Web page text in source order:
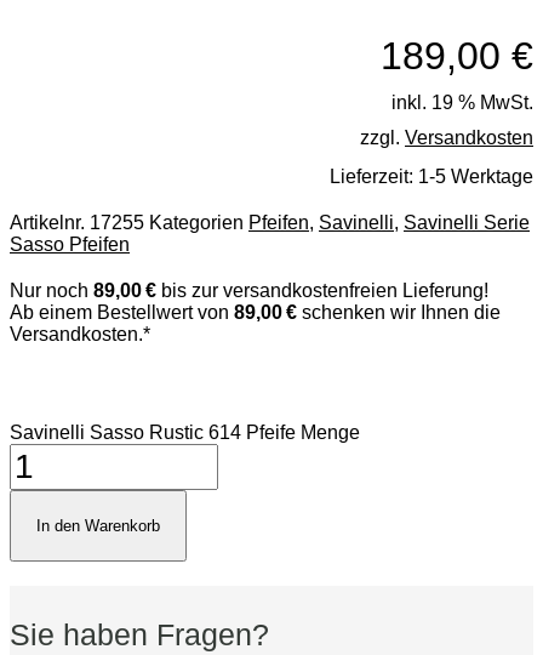
189,00 €
inkl. 19 % MwSt.
zzgl. Versandkosten
Lieferzeit: 1-5 Werktage
Artikelnr. 17255 Kategorien Pfeifen, Savinelli, Savinelli Serie
Sasso Pfeifen
Nur noch 89,00 € bis zur versandkostenfreien Lieferung!
Ab einem Bestellwert von 89,00 € schenken wir Ihnen die
Versandkosten.*
Savinelli Sasso Rustic 614 Pfeife Menge
In den Warenkorb
Sie haben Fragen?